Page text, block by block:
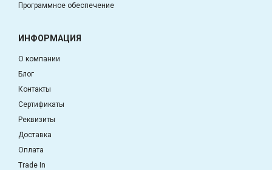
Программное обеспечение
ИНФОРМАЦИЯ
О компании
Блог
Контакты
Сертификаты
Реквизиты
Доставка
Оплата
Trade In